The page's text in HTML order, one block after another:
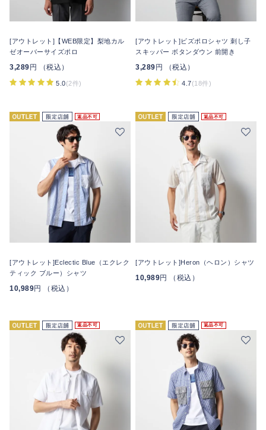
[アウトレット]【WEB限定】梨地カル
ゼオーバーサイズポロ
3,289 円 （税込）
5.0(2件)
[アウトレット]ビズポロシャツ 刺し子
スキッパー ボタンダウン 前開き
3,289 円 （税込）
4.7(18件)
返品不可
[アウトレット]Eclectic Blue（エクレク
ティック ブルー）シャツ
10,989円 （税込）
返品不可
[アウトレット]Heron（ヘロン）シャツ
10,989円 （税込）
返品不可 返品不可